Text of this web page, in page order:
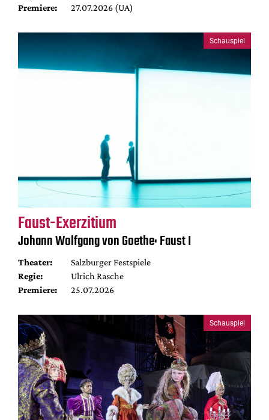
Premiere:
27.07.2026 (UA)
Schauspiel
Faust-Exerzitium
Johann Wolfgang von Goethe: Faust I
Theater:
Salzburger Festspiele
Regie:
Ulrich Rasche
Premiere:
25.07.2026
Schauspiel